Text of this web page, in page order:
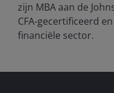
zijn MBA aan de
CFA-gecertificeerd
financiële sector.